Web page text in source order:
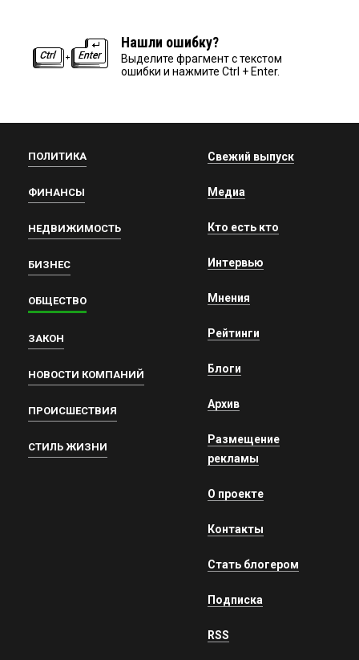
Нашли ошибку?
Выделите фрагмент с текстом
ошибки и нажмите Ctrl + Enter.
ПОЛИТИКА
ФИНАНСЫ
НЕДВИЖИМОСТЬ
БИЗНЕС
ОБЩЕСТВО
ЗАКОН
НОВОСТИ КОМПАНИЙ
ПРОИСШЕСТВИЯ
СТИЛЬ ЖИЗНИ
Свежий выпуск
Медиа
Кто есть кто
Интервью
Мнения
Рейтинги
Блоги
Архив
Размещение
рекламы
О проекте
Контакты
Стать блогером
Подписка
RSS